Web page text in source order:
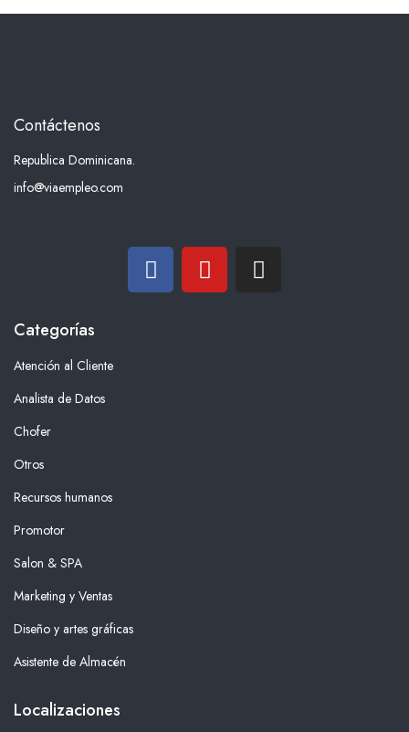
Contáctenos
Republica Dominicana.
info@viaempleo.com
Categorías
Atención al Cliente
Analista de Datos
Chofer
Otros
Recursos humanos
Promotor
Salon & SPA
Marketing y Ventas
Diseño y artes gráficas
Asistente de Almacén
Localizaciones